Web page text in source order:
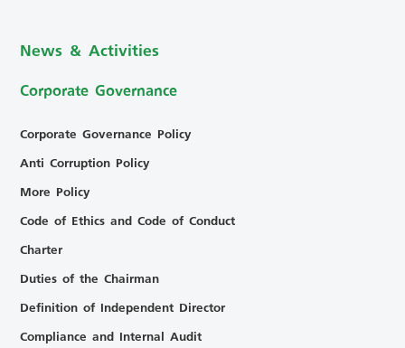
News & Activities
Corporate Governance
Corporate Governance Policy
Anti Corruption Policy
More Policy
Code of Ethics and Code of Conduct
Charter
Duties of the Chairman
Definition of Independent Director
Compliance and Internal Audit